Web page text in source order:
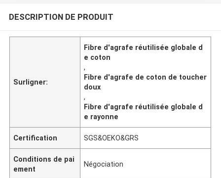
DESCRIPTION DE PRODUIT
Surligner:
Fibre d'agrafe réutilisée globale d
e coton
,
Fibre d'agrafe de coton de toucher
doux
,
Fibre d'agrafe réutilisée globale d
e rayonne
Certification SGS&OEKO&GRS
Conditions de pai
ement
Négociation